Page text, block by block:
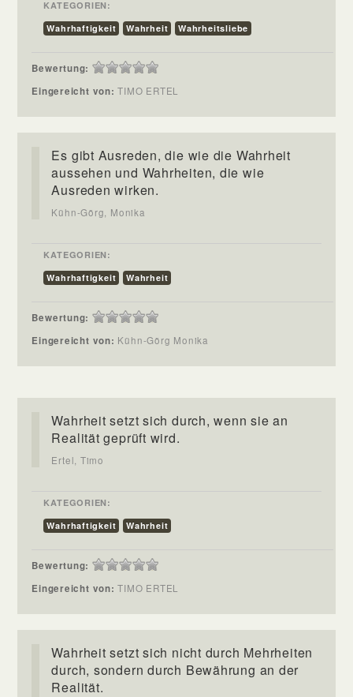
KATEGORIEN:
Wahrhaftigkeit
Wahrheit Wahrheitsliebe
Bewertung:
Eingereicht von:TIMO ERTEL
Es gibt Ausreden, die wie die Wahrheit
aussehen und Wahrheiten, die wie
Ausreden wirken.
Kühn-Görg, Monika
KATEGORIEN:
Wahrhaftigkeit
Wahrheit
Bewertung:
Eingereicht von: Kühn-Görg Monika
Wahrheit setzt sich durch, wenn sie an
Realität geprüft wird.
Ertel, Timo
KATEGORIEN:
Wahrhaftigkeit
Wahrheit
Bewertung:
Eingereicht von:TIMO ERTEL
Wahrheit setzt sich nicht durch Mehrheiten
durch, sondern durch Bewährung an der
Realität.